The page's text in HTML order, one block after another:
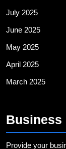
July 2025
June 2025
May 2025
April 2025
March 2025
Business
Provide your